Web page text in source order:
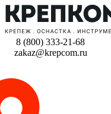
8 (800) 333-21-68
zakaz@krepcom.ru